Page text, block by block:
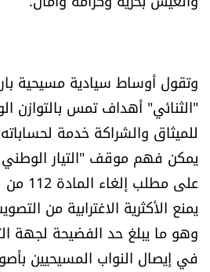
وتقول أوساط سيادية مسيحية
"الثنائي" أهداف تمس بالتوازن
للميثاق والشراكة خدمة
يمكن فهم موقف "التيار
على
يمنع الأكثرية الاغترابية من
وهو ما يبلغ حد الفضيحة لجهة
في إيصال النواب المسيحيين